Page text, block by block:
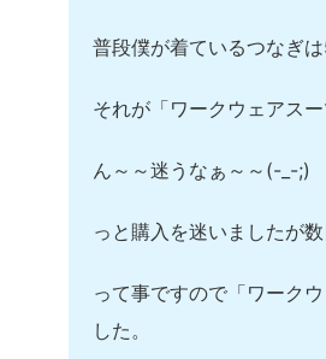
普段僕が着ているつなぎは
それが「ワークウェアス
ん～～迷うなぁ～～(-_-;)
っと購入を迷いましたが
って事ですので「ワーク
した。